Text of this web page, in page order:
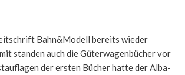
Bahn&Modell bereits wieder
standen auch die Güterwagenbücher vor
der ersten Bücher hatte der Alba-